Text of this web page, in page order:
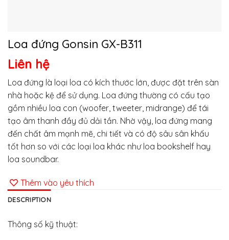
Loa đứng Gonsin GX-B311
Liên hệ
Loa đứng là loại loa có kích thước lớn, được đặt trên sàn
nhà hoặc kệ để sử dụng. Loa đứng thường có cấu tạo
gồm nhiều loa con (woofer, tweeter, midrange) để tái
tạo âm thanh đầy đủ dải tần. Nhờ vậy, loa đứng mang
đến chất âm mạnh mẽ, chi tiết và có độ sâu sân khấu
tốt hơn so với các loại loa khác như loa bookshelf hay
loa soundbar.
Thêm vào yêu thích
DESCRIPTION
Thông số kỹ thuật: